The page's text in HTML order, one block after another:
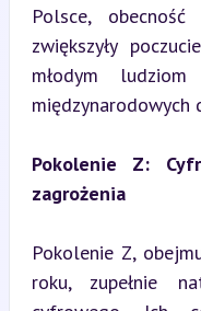
Polsce,
zwiększyły
młodym
międzynarodowych
Pokolenie Z:
zagrożenia
Pokolenie Z,
roku, zupełnie